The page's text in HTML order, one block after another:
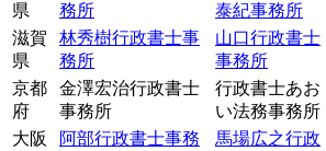
県
務所
泰紀事務所
滋賀
県
林秀樹行政書士事
務所
山口行政書士
事務所
京都
府
金澤宏治行政書士
事務所
行政書士あお
い法務事務所
大阪
阿部行政書士事務
馬場広之行政